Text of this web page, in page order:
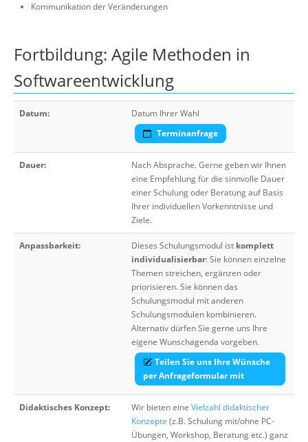
Kommunikation der Veränderungen
Fortbildung: Agile Methoden in
Softwareentwicklung
Datum:
Datum Ihrer Wahl
Terminanfrage
Dauer:
Nach Absprache. Gerne geben wir Ihnen
eine Empfehlung für die sinnvolle Dauer
einer Schulung oder Beratung auf Basis
Ihrer individuellen Vorkenntnisse und
Ziele.
Anpassbarkeit: Dieses Schulungsmodul ist komplett
individualisierbar: Sie können einzelne
Themen streichen, ergänzen oder
priorisieren. Sie können das
Schulungsmodul mit anderen
Schulungsmodulen kombinieren.
Alternativ dürfen Sie gerne uns Ihre
eigene Wunschagenda vorgeben.
Teilen Sie uns Ihre Wünsche
per Anfrageformular mit
Didaktisches Konzept: Wir bieten eine Vielzahl didaktischer
Konzepte (z.B. Schulung mit/ohne PC-
Übungen, Workshop, Beratung etc.) ganz